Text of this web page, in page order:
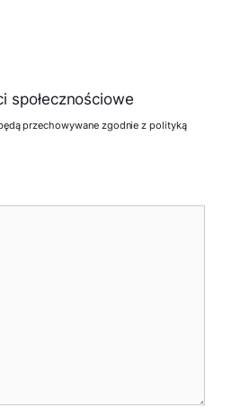
społecznościowe
przechowywane zgodnie z polityką